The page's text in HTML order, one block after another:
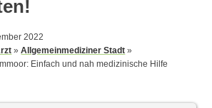
2022
»Allgemeinmediziner Stadt »
Einfach und nah medizinische Hilfe